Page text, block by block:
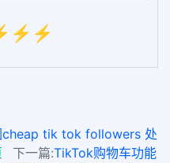
cheap tik tok followers 处
下一篇:TikTok购物车功能